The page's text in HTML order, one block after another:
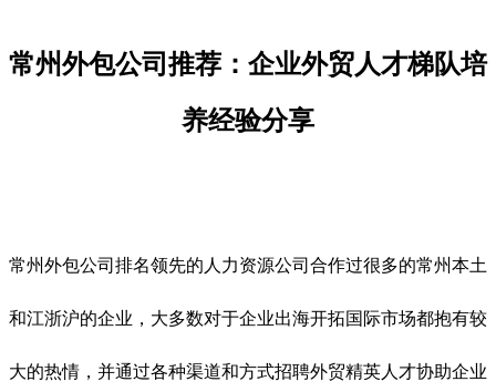
常州外包公司推荐：企业外贸人才梯队培
养经验分享
常州外包公司排名领先的人力资源公司合作过很多的常州本土
和江浙沪的企业，大多数对于企业出海开拓国际市场都抱有较
大的热情，并通过各种渠道和方式招聘外贸精英人才协助企业